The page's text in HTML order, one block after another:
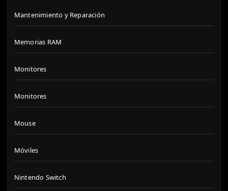
Mantenimiento y Reparación
Memorias RAM
Monitores
Monitores
Mouse
Móviles
Nintendo Switch